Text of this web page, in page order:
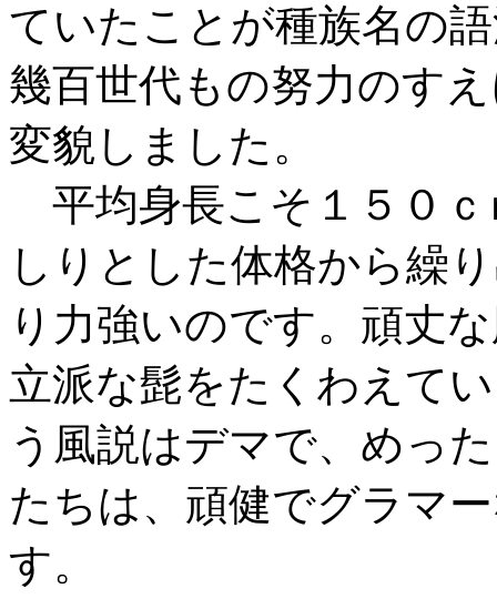
ていたことが種族名の
幾百世代もの努力のす
変貌しました。
平均身長こそ１５０
しりとした体格から繰
り力強いのです。頑丈
立派な髭をたくわえて
う風説はデマで、めっ
たちは、頑健でグラマ
す。